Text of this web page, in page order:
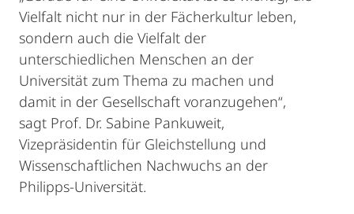
Vielfalt nicht nur in der Fächerkultur leben,
sondern auch die Vielfalt der
unterschiedlichen Menschen an der
Universität zum Thema zu machen und
damit in der Gesellschaft voranzugehen“,
sagt Prof. Dr. Sabine Pankuweit,
Vizepräsidentin für Gleichstellung und
Wissenschaftlichen Nachwuchs an der
Philipps-Universität.